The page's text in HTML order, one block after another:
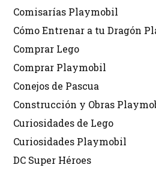
Comisarías Playmobil
Cómo Entrenar a tu Dragón
Comprar Lego
Comprar Playmobil
Conejos de Pascua
Construcción y Obras
Curiosidades de Lego
Curiosidades Playmobil
DC Super Héroes